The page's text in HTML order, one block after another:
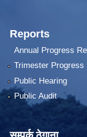
Reports
Annual Progress
Trimester Progress
Public Hearing
Public Audit